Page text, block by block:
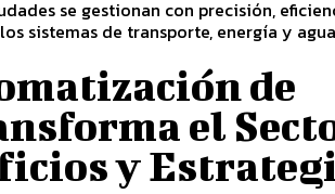
se gestionan con precisión,
sistemas de transporte, energía y agua
de
el
y